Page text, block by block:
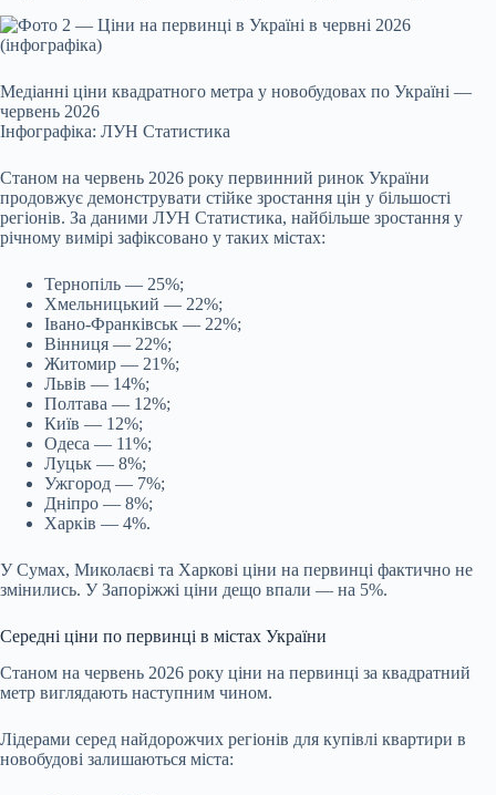
Медіанні ціни квадратного метра у новобудовах по Україні —
червень 2026
Інфографіка: ЛУН Статистика
Станом на червень 2026 року первинний ринок України
продовжує демонструвати стійке зростання цін у більшості
регіонів. За даними ЛУН Статистика, найбільше зростання у
річному вимірі зафіксовано у таких містах:
Тернопіль — 25%;
Хмельницький — 22%;
Івано-Франківськ — 22%;
Вінниця — 22%;
Житомир — 21%;
Львів — 14%;
Полтава — 12%;
Київ — 12%;
Одеса — 11%;
Луцьк — 8%;
Ужгород — 7%;
Дніпро — 8%;
Харків — 4%.
У Сумах, Миколаєві та Харкові ціни на первинці фактично не
змінились. У Запоріжжі ціни дещо впали — на 5%.
Середні ціни по первинці в містах України
Станом на червень 2026 року ціни на первинці за квадратний
метр виглядають наступним чином.
Лідерами серед найдорожчих регіонів для купівлі квартири в
новобудові залишаються міста: